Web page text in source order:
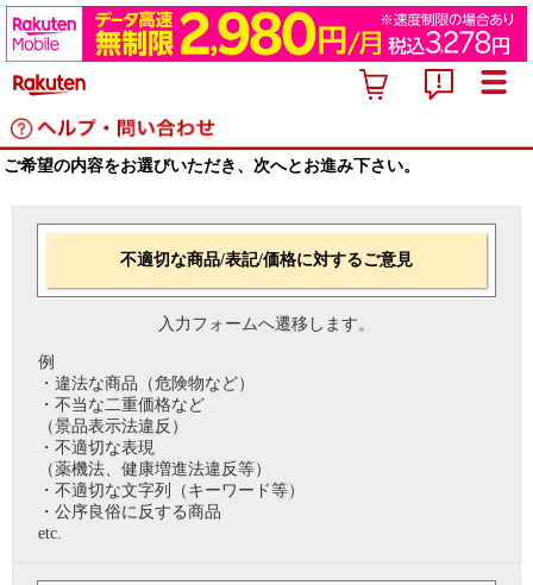
ご希望の内容をお選びいただき、次へとお進み下さい。
不適切な商品/表記/価格に対するご意見
入力フォームへ遷移します。
例
・違法な商品（危険物など）
・不当な二重価格など
（景品表示法違反）
・不適切な表現
（薬機法、健康増進法違反等）
・不適切な文字列（キーワード等）
・公序良俗に反する商品
etc.